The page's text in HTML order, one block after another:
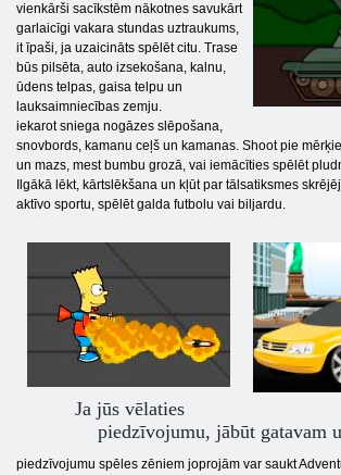
vienkārši sacīkstēm nākotnes savukārt
garlaicīgi vakara stundas uztraukums,
it īpaši, ja uzaicināts spēlēt citu. Trase
būs pilsēta, auto izsekošana, kalnu,
ūdens telpas, gaisa telpu un
lauksaimniecības zemju.
iekarot sniega nogāzes slēpošana,
snovbords, kamanu ceļš un kamanas. Shoot pie
un mazs, mest bumbu grozā, vai iemācīties spēlēt
Ilgākā lēkt, kārtslēkšana un kļūt par tālsatiksmes
aktīvo sportu, spēlēt galda futbolu vai biljardu.
Ja jūs vēlaties
piedzīvojumu, jābūt gatavam
piedzīvojumu spēles zēniem joprojām var saukt